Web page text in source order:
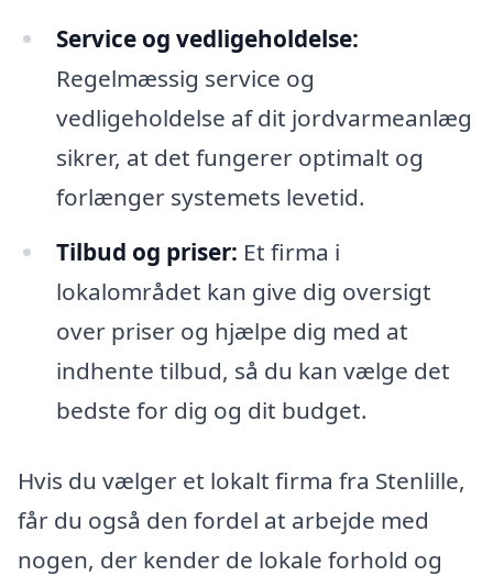
Service og vedligeholdelse:
Regelmæssig service og
vedligeholdelse af dit jordvarmeanlæg
sikrer, at det fungerer optimalt og
forlænger systemets levetid.
Tilbud og priser: Et firma i
lokalområdet kan give dig oversigt
over priser og hjælpe dig med at
indhente tilbud, så du kan vælge det
bedste for dig og dit budget.
Hvis du vælger et lokalt firma fra Stenlille,
får du også den fordel at arbejde med
nogen, der kender de lokale forhold og